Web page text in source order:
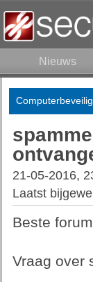
Nieuws
21-05-2016,
Laatst
Beste
Vraag over